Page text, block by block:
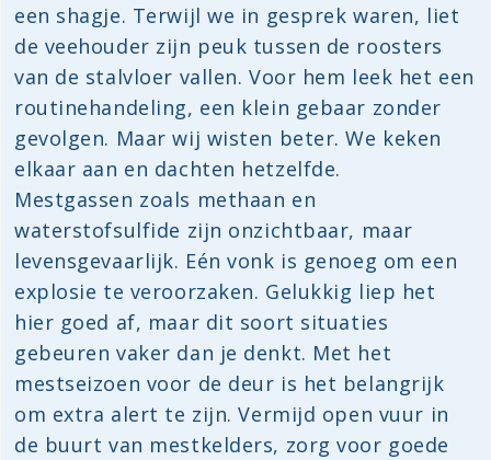
een shagje. Terwijl we in gesprek waren, liet
de veehouder zijn peuk tussen de roosters
van de stalvloer vallen. Voor hem leek het een
routinehandeling, een klein gebaar zonder
gevolgen. Maar wij wisten beter. We keken
elkaar aan en dachten hetzelfde.
Mestgassen zoals methaan en
waterstofsulfide zijn onzichtbaar, maar
levensgevaarlijk. Eén vonk is genoeg om een
explosie te veroorzaken. Gelukkig liep het
hier goed af, maar dit soort situaties
gebeuren vaker dan je denkt. Met het
mestseizoen voor de deur is het belangrijk
om extra alert te zijn. Vermijd open vuur in
de buurt van mestkelders, zorg voor goede